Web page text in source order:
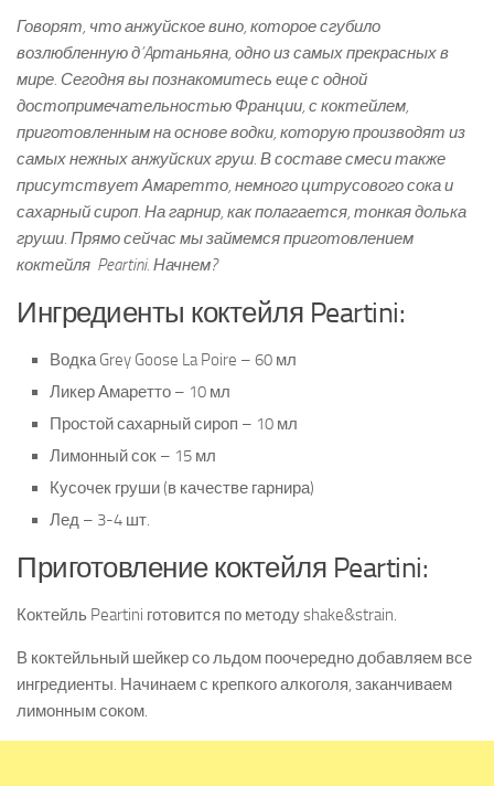
Говорят, что анжуйское вино, которое сгубило
возлюбленную д’Aртаньяна, одно из самых прекрасных в
мире. Сегодня вы познакомитесь еще с одной
достопримечательностью Франции, с коктейлем,
приготовленным на основе водки, которую производят из
самых нежных анжуйских груш. В составе смеси также
присутствует Амаретто, немного цитрусового сока и
сахарный сироп. На гарнир, как полагается, тонкая долька
груши. Прямо сейчас мы займемся приготовлением
коктейля Peartini. Начнем?
Ингредиенты коктейля Peartini:
Водка Grey Goose La Poire – 60 мл
Ликер Амаретто – 10 мл
Простой сахарный сироп – 10 мл
Лимонный сок – 15 мл
Кусочек груши (в качестве гарнира)
Лед – 3-4 шт.
Приготовление коктейля Peartini:
Коктейль Peartini готовится по методу shake&strain.
В коктейльный шейкер со льдом поочередно добавляем все
ингредиенты. Начинаем с крепкого алкоголя, заканчиваем
лимонным соком.